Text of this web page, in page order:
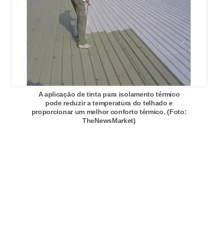
A aplicação de tinta para isolamento térmico
pode reduzir a temperatura do telhado e
proporcionar um melhor conforto térmico. (Foto:
TheNewsMarket)